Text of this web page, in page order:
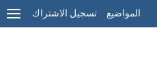
المواضيع تسجيل الاشتراك